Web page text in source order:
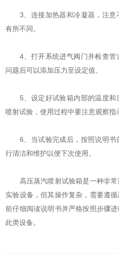
3、连接加热器和冷凝器，注意
有所不同。
4、打开系统进气阀门并检查管
问题后可以添加压力至设定值。
5、设定好试验箱内部的温度和
喷射试验，使用过程中要注意观察指
6、当试验完成后，按照说明书
行清洁和维护以便下次使用。
高压蒸汽喷射试验箱是一种非常
实验设备，但其操作复杂，需要遵
前仔细阅读说明书并严格按照步骤
此类设备。